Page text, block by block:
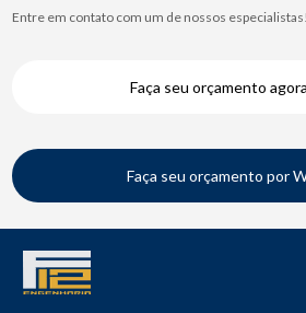
Entre em contato com um de nossos especialistas!
Faça seu orçamento
Faça seu orçamento por